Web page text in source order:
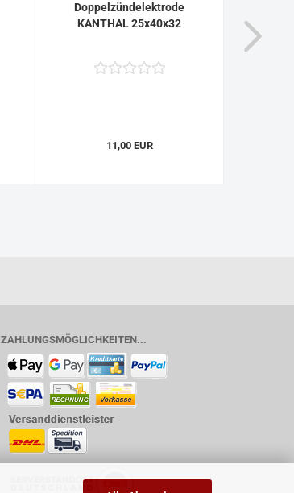
Doppelzündelektrode
KANTHAL 25x40x32
11,00 EUR
ZAHLUNGSMÖGLICHKEITEN...